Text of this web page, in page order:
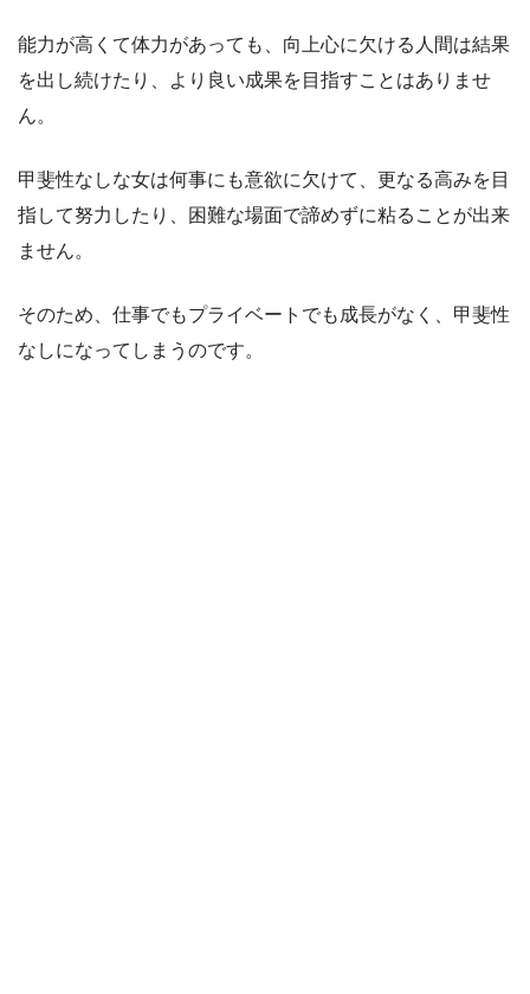
能力が高くて体力があっても、向上心に欠ける人間は結果
を出し続けたり、より良い成果を目指すことはありませ
ん。
甲斐性なしな女は何事にも意欲に欠けて、更なる高みを目
指して努力したり、困難な場面で諦めずに粘ることが出来
ません。
そのため、仕事でもプライベートでも成長がなく、甲斐性
なしになってしまうのです。